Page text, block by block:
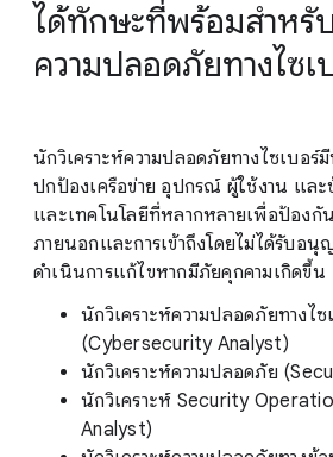
ได้ทักษะที่พร้อมสำหรั
ความปลอดภัยทางไซเ
นักวิเคราะห์ความปลอดภัยทางไซเบอร์
ปกป้องเครือข่าย อุปกรณ์ ผู้ใช้งาน และ
และเทคโนโลยีที่หลากหลายเพื่อป้องกั
ภายนอกและการเข้าถึงโดยไม่ได้รับอ
ดำเนินการแก้ไขหากมีภัยคุกคามเกิดขึ้น
นักวิเคราะห์ความปลอดภัยทางไซ
(Cybersecurity Analyst)
นักวิเคราะห์ความปลอดภัย
นักวิเคราะห์ Security
Analyst)